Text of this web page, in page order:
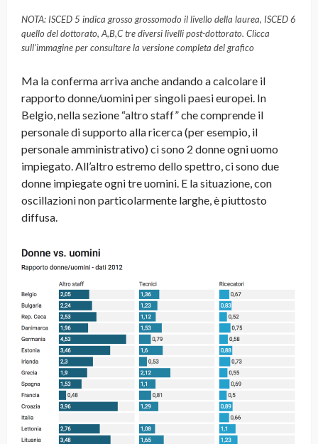
NOTA: ISCED 5 indica grosso grossomodo il livello della laurea, ISCED 6
quello del dottorato, A,B,C tre diversi livelli post-dottorato. Clicca
sull’immagine per consultare la versione completa del grafico
Ma la conferma arriva anche andando a calcolare il
rapporto donne/uomini per singoli paesi europei. In
Belgio, nella sezione “altro staff” che comprende il
personale di supporto alla ricerca (per esempio, il
personale amministrativo) ci sono 2 donne ogni uomo
impiegato. All’altro estremo dello spettro, ci sono due
donne impiegate ogni tre uomini. E la situazione, con
oscillazioni non particolarmente larghe, è piuttosto
diffusa.